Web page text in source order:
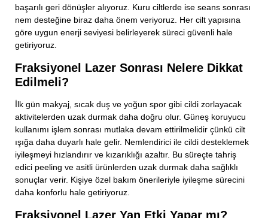
başarılı geri dönüşler alıyoruz. Kuru ciltlerde ise seans sonrası
nem desteğine biraz daha önem veriyoruz. Her cilt yapısına
göre uygun enerji seviyesi belirleyerek süreci güvenli hale
getiriyoruz.
Fraksiyonel Lazer Sonrası Nelere Dikkat
Edilmeli?
İlk gün makyaj, sıcak duş ve yoğun spor gibi cildi zorlayacak
aktivitelerden uzak durmak daha doğru olur. Güneş koruyucu
kullanımı işlem sonrası mutlaka devam ettirilmelidir çünkü cilt
ışığa daha duyarlı hale gelir. Nemlendirici ile cildi desteklemek
iyileşmeyi hızlandırır ve kızarıklığı azaltır. Bu süreçte tahriş
edici peeling ve asitli ürünlerden uzak durmak daha sağlıklı
sonuçlar verir. Kişiye özel bakım önerileriyle iyileşme sürecini
daha konforlu hale getiriyoruz.
Fraksiyonel Lazer Yan Etki Yapar mı?